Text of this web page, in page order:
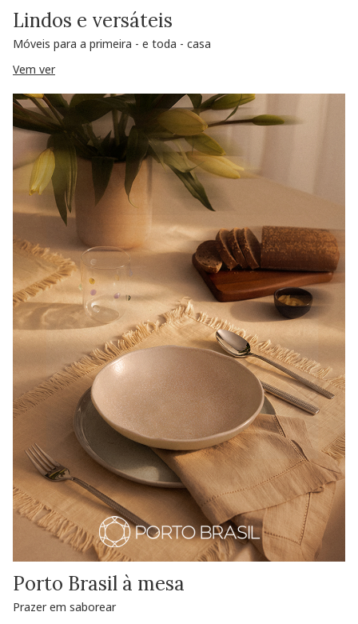
Lindos e versáteis
Móveis para a primeira - e toda - casa
Vem ver
Porto Brasil à mesa
Prazer em saborear